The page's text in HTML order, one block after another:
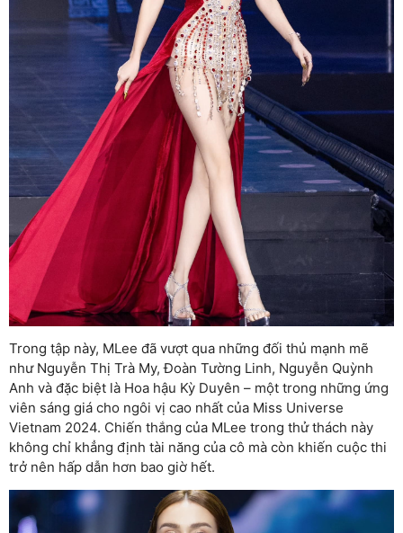
Trong tập này, MLee đã vượt qua những đối thủ mạnh mẽ
như Nguyễn Thị Trà My, Đoàn Tường Linh, Nguyễn Quỳnh
Anh và đặc biệt là Hoa hậu Kỳ Duyên – một trong những ứng
viên sáng giá cho ngôi vị cao nhất của Miss Universe
Vietnam 2024. Chiến thắng của MLee trong thử thách này
không chỉ khẳng định tài năng của cô mà còn khiến cuộc thi
trở nên hấp dẫn hơn bao giờ hết.